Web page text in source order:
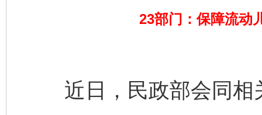
23部门：保障流动
近日，民政部会同相